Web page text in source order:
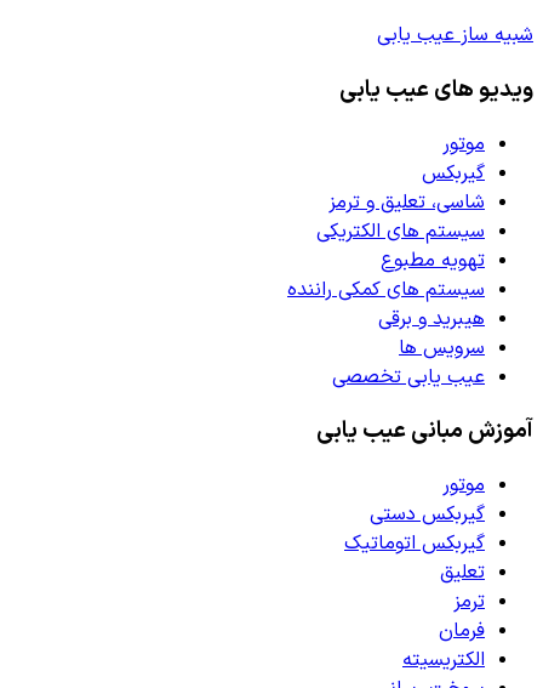
شبیه ساز عیب یابی
ویدیو های عیب یابی
موتور
گیربکس
شاسی، تعلیق و ترمز
سیستم های الکتریکی
تهویه مطبوع
سیستم های کمکی راننده
هیبرید و برقی
سرویس ها
عیب یابی تخصصی
آموزش مبانی عیب یابی
موتور
گیربکس دستی
گیربکس اتوماتیک
تعلیق
ترمز
فرمان
الکتریسیته